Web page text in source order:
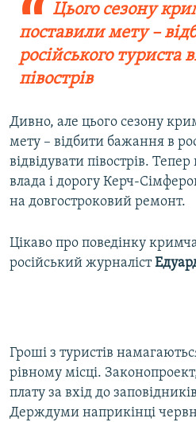
Цього сезону
поставили мету –
російського туриста
півострів
Дивно, але цього сезону
мету – відбити бажання в
відвідувати півострів.
влада і дорогу Керч-
на довгостроковий ремонт.
Цікаво про поведінку
російський журналіст
Гроші з туристів
рівному місці.
плату за вхід до
Держдуми наприкінці